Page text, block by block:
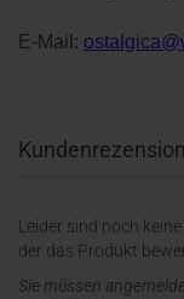
E-Mail:
Leider sind noch
der das Produkt
Sie müssen